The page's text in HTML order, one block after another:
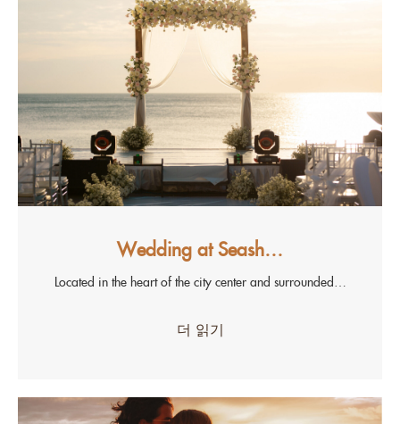
Wedding at Seash…
Located in the heart of the city center and surrounded…
더 읽기